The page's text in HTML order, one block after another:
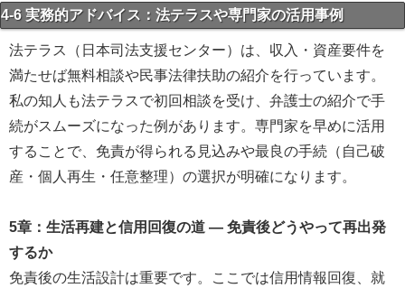
4-6 実務的アドバイス：法テラスや専門家の活用事例
法テラス（日本司法支援センター）は、収入・資産要件を
満たせば無料相談や民事法律扶助の紹介を行っています。
私の知人も法テラスで初回相談を受け、弁護士の紹介で手
続がスムーズになった例があります。専門家を早めに活用
することで、免責が得られる見込みや最良の手続（自己破
産・個人再生・任意整理）の選択が明確になります。
5章：生活再建と信用回復の道 ― 免責後どうやって再出発
するか
免責後の生活設計は重要です。ここでは信用情報回復、就